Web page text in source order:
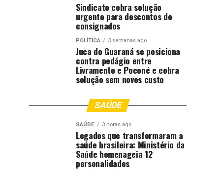
Sindicato cobra solução
urgente para descontos de
consignados
POLÍTICA 3 semanas ago
Juca do Guaraná se posiciona
contra pedágio entre
Livramento e Poconé e cobra
solução sem novos custo
SAÚDE
SAÚDE 3 horas ago
Legados que transformaram a
saúde brasileira: Ministério da
Saúde homenageia 12
personalidades